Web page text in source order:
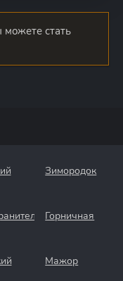
стать
Зимородок
Горничная
Мажор